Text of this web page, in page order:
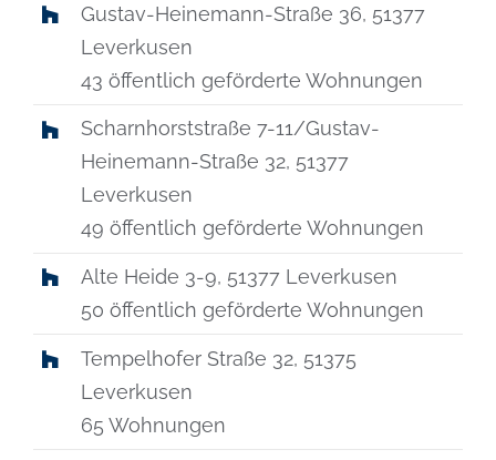
Gustav-Heinemann-Straße 36, 51377
Leverkusen
43 öffentlich geförderte Wohnungen
Scharnhorststraße 7-11/Gustav-
Heinemann-Straße 32, 51377
Leverkusen
49 öffentlich geförderte Wohnungen
Alte Heide 3-9, 51377 Leverkusen
50 öffentlich geförderte Wohnungen
Tempelhofer Straße 32, 51375
Leverkusen
65 Wohnungen